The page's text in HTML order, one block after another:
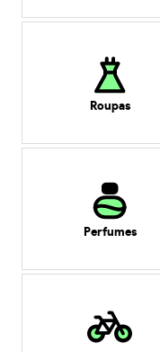
Roupas
Perfumes